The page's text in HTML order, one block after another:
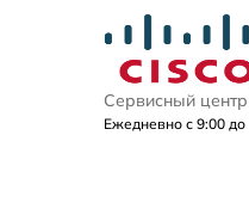
Сервисный
Ежедневно с 9:00 до